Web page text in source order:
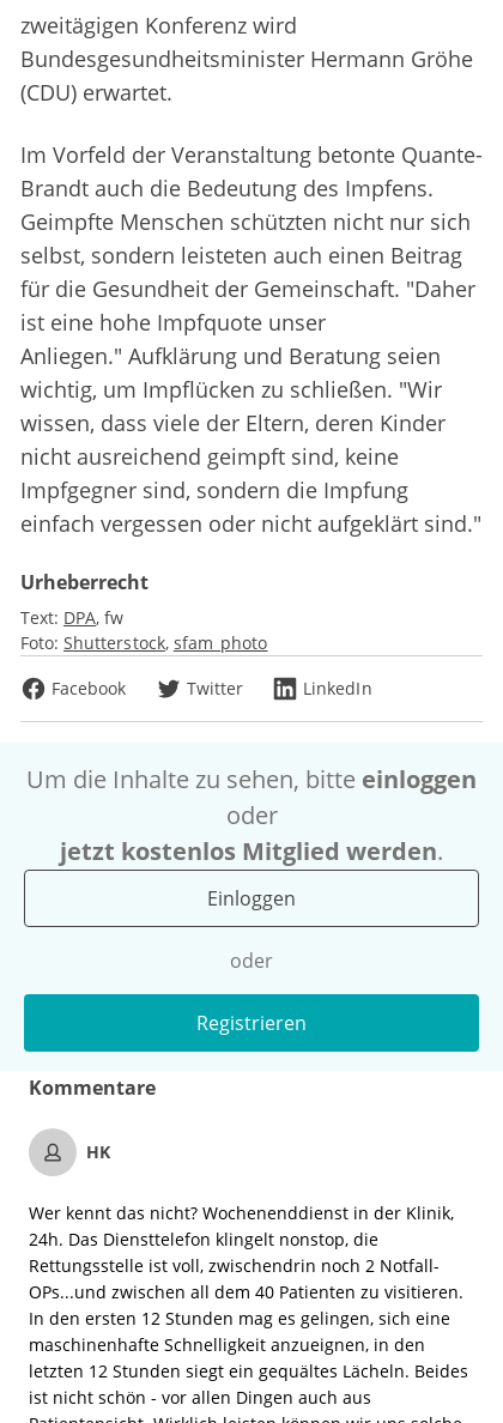
zweitägigen Konferenz wird
Bundesgesundheitsminister Hermann Gröhe
(CDU) erwartet.
Im Vorfeld der Veranstaltung betonte Quante-
Brandt auch die Bedeutung des Impfens.
Geimpfte Menschen schützten nicht nur sich
selbst, sondern leisteten auch einen Beitrag
für die Gesundheit der Gemeinschaft. "Daher
ist eine hohe Impfquote unser
Anliegen." Aufklärung und Beratung seien
wichtig, um Impflücken zu schließen. "Wir
wissen, dass viele der Eltern, deren Kinder
nicht ausreichend geimpft sind, keine
Impfgegner sind, sondern die Impfung
einfach vergessen oder nicht aufgeklärt sind."
Urheberrecht
Text: DPA fw
Foto: Shutterstock sfam_photo
Facebook
Twitter LinkedIn
Um die Inhalte zu sehen, bitte einloggen
oder
jetzt kostenlos Mitglied werden.
Einloggen
oder
Registrieren
Kommentare
HK
Wer kennt das nicht? Wochenenddienst in der Klinik,
24h. Das Diensttelefon klingelt nonstop, die
Rettungsstelle ist voll, zwischendrin noch 2 Notfall-
OPs...und zwischen all dem 40 Patienten zu visitieren.
In den ersten 12 Stunden mag es gelingen, sich eine
maschinenhafte Schnelligkeit anzueignen, in den
letzten 12 Stunden siegt ein gequältes Lächeln. Beides
ist nicht schön - vor allen Dingen auch aus